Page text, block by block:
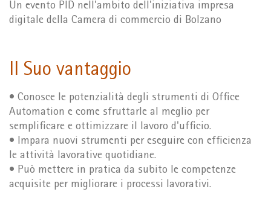
Un evento PID nell'ambito dell'iniziativa impresa
digitale della Camera di commercio di Bolzano
Il Suo vantaggio
• Conosce le potenzialità degli strumenti di Office
Automation e come sfruttarle al meglio per
semplificare e ottimizzare il lavoro d'ufficio.
• Impara nuovi strumenti per eseguire con efficienza
le attività lavorative quotidiane.
• Può mettere in pratica da subito le competenze
acquisite per migliorare i processi lavorativi.